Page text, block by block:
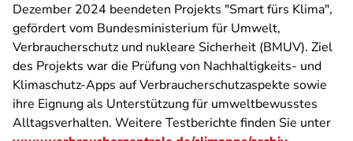
Dezember 2024 beendeten Projekts "Smart fürs Klima",
gefördert vom Bundesministerium für Umwelt,
Verbraucherschutz und nukleare Sicherheit (BMUV). Ziel
des Projekts war die Prüfung von Nachhaltigkeits- und
Klimaschutz-Apps auf Verbraucherschutzaspekte sowie
ihre Eignung als Unterstützung für umweltbewusstes
Alltagsverhalten. Weitere Testberichte finden Sie unter